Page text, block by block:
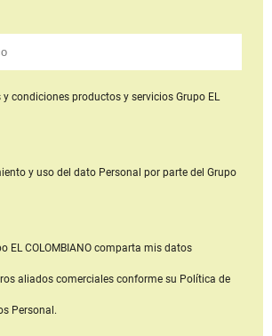
y condiciones productos y serviciosGrupo EL
y uso del dato Personal por parte del Grupo
EL COLOMBIANOcomparta mis datos
aliados comerciales conforme su Política de
Personal.